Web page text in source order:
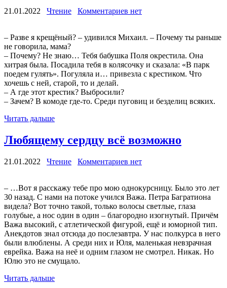
21.01.2022 Чтение Комментариев нет
– Разве я крещёный? – удивился Михаил. – Почему ты раньше
не говорила, мама?
– Почему? Не знаю… Тебя бабушка Поля окрестила. Она
хитрая была. Посадила тебя в колясочку и сказала: «В парк
поедем гулять». Погуляла и… привезла с крестиком. Что
хочешь с ней, старой, то и делай.
– А где этот крестик? Выбросили?
– Зачем? В комоде где-то. Среди пуговиц и безделиц всяких.
Читать дальше
Любящему сердцу всё возможно
21.01.2022 Чтение Комментариев нет
– …Вот я расскажу тебе про мою однокурсницу. Было это лет
30 назад. С нами на потоке учился Важа. Петра Багратиона
видела? Вот точно такой, только волосы светлые, глаза
голубые, а нос один в один – благородно изогнутый. Причём
Важа высокий, с атлетической фигурой, ещё и юморной тип.
Анекдотов знал отсюда до послезавтра. У нас полкурса в него
были влюблены. А среди них и Юля, маленькая невзрачная
еврейка. Важа на неё и одним глазом не смотрел. Никак. Но
Юлю это не смущало.
Читать дальше